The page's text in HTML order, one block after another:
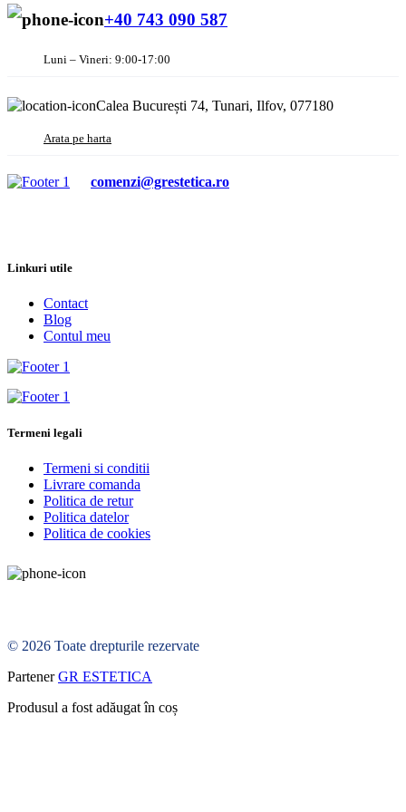
+40 743 090 587
Luni – Vineri: 9:00-17:00
Calea București 74, Tunari, Ilfov, 077180
Arata pe harta
comenzi@grestetica.ro
Linkuri utile
Contact
Blog
Contul meu
Termeni legali
Termeni si conditii
Livrare comanda
Politica de retur
Politica datelor
Politica de cookies
© 2026 Toate drepturile rezervate
PartenerGR ESTETICA
Produsul a fost adăugat în coș